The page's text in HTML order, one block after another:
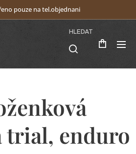
pouze na tel.objednani
HLEDAT
trial, enduro